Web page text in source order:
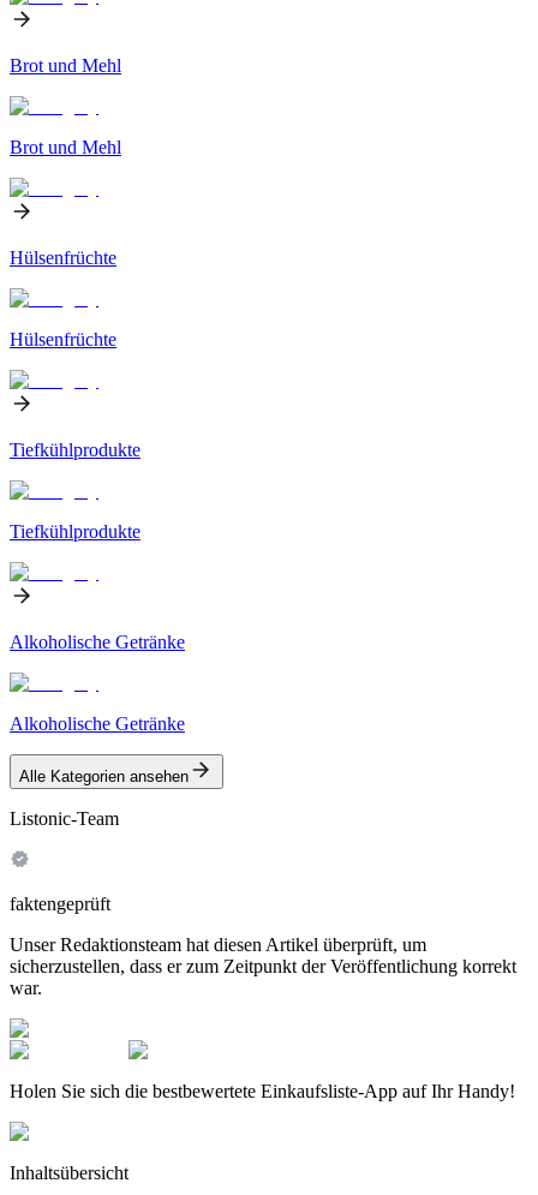
Brot und Mehl
Brot und Mehl
Hülsenfrüchte
Hülsenfrüchte
Tiefkühlprodukte
Tiefkühlprodukte
Alkoholische Getränke
Alkoholische Getränke
Alle Kategorien ansehen
Listonic-Team
faktengeprüft
Unser Redaktionsteam hat diesen Artikel überprüft, um
sicherzustellen, dass er zum Zeitpunkt der Veröffentlichung korrekt
war.
Holen Sie sich die bestbewertete Einkaufsliste-App auf Ihr Handy!
Inhaltsübersicht